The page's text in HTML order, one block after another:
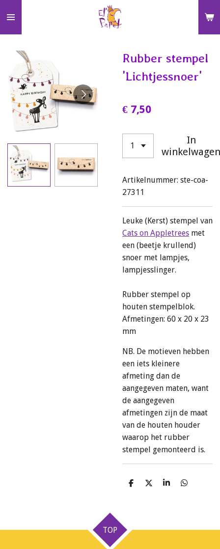
direct
naar
hoofdinhoud
Rubber stempel
'Lichtjessnoer'
€ 7,50
In
winkelwagen
Artikelnummer: ste-coa-
27311
Leuke (Kerst) stempel van
Cats on Appletrees met
een (beetje krullend)
snoer met lampjes,
lampjesslinger.
Rubber stempel op
houten stempelblok.
Afmetingen: 60 x 20 x 23
mm
NB. De motieven hebben
een iets kleinere
afmeting dan de
aangegeven maten, want
de aangegeven
afmetingen zijn de maat
van de houten houder
waarop het rubber
stempel gemonteerd is.
D
D
S
D
TOP